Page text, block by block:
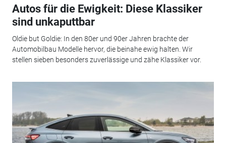
Autos für die Ewigkeit: Diese Klassiker
sind unkaputtbar
Oldie but Goldie: In den 80er und 90er Jahren brachte der
Automobilbau Modelle hervor, die beinahe ewig halten. Wir
stellen sieben besonders zuverlässige und zähe Klassiker vor.